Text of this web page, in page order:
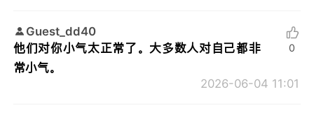
Guest_dd40
他们对你小气太正常了。大多数人对自己都非
常小气。
2026-06-04 11:01
0